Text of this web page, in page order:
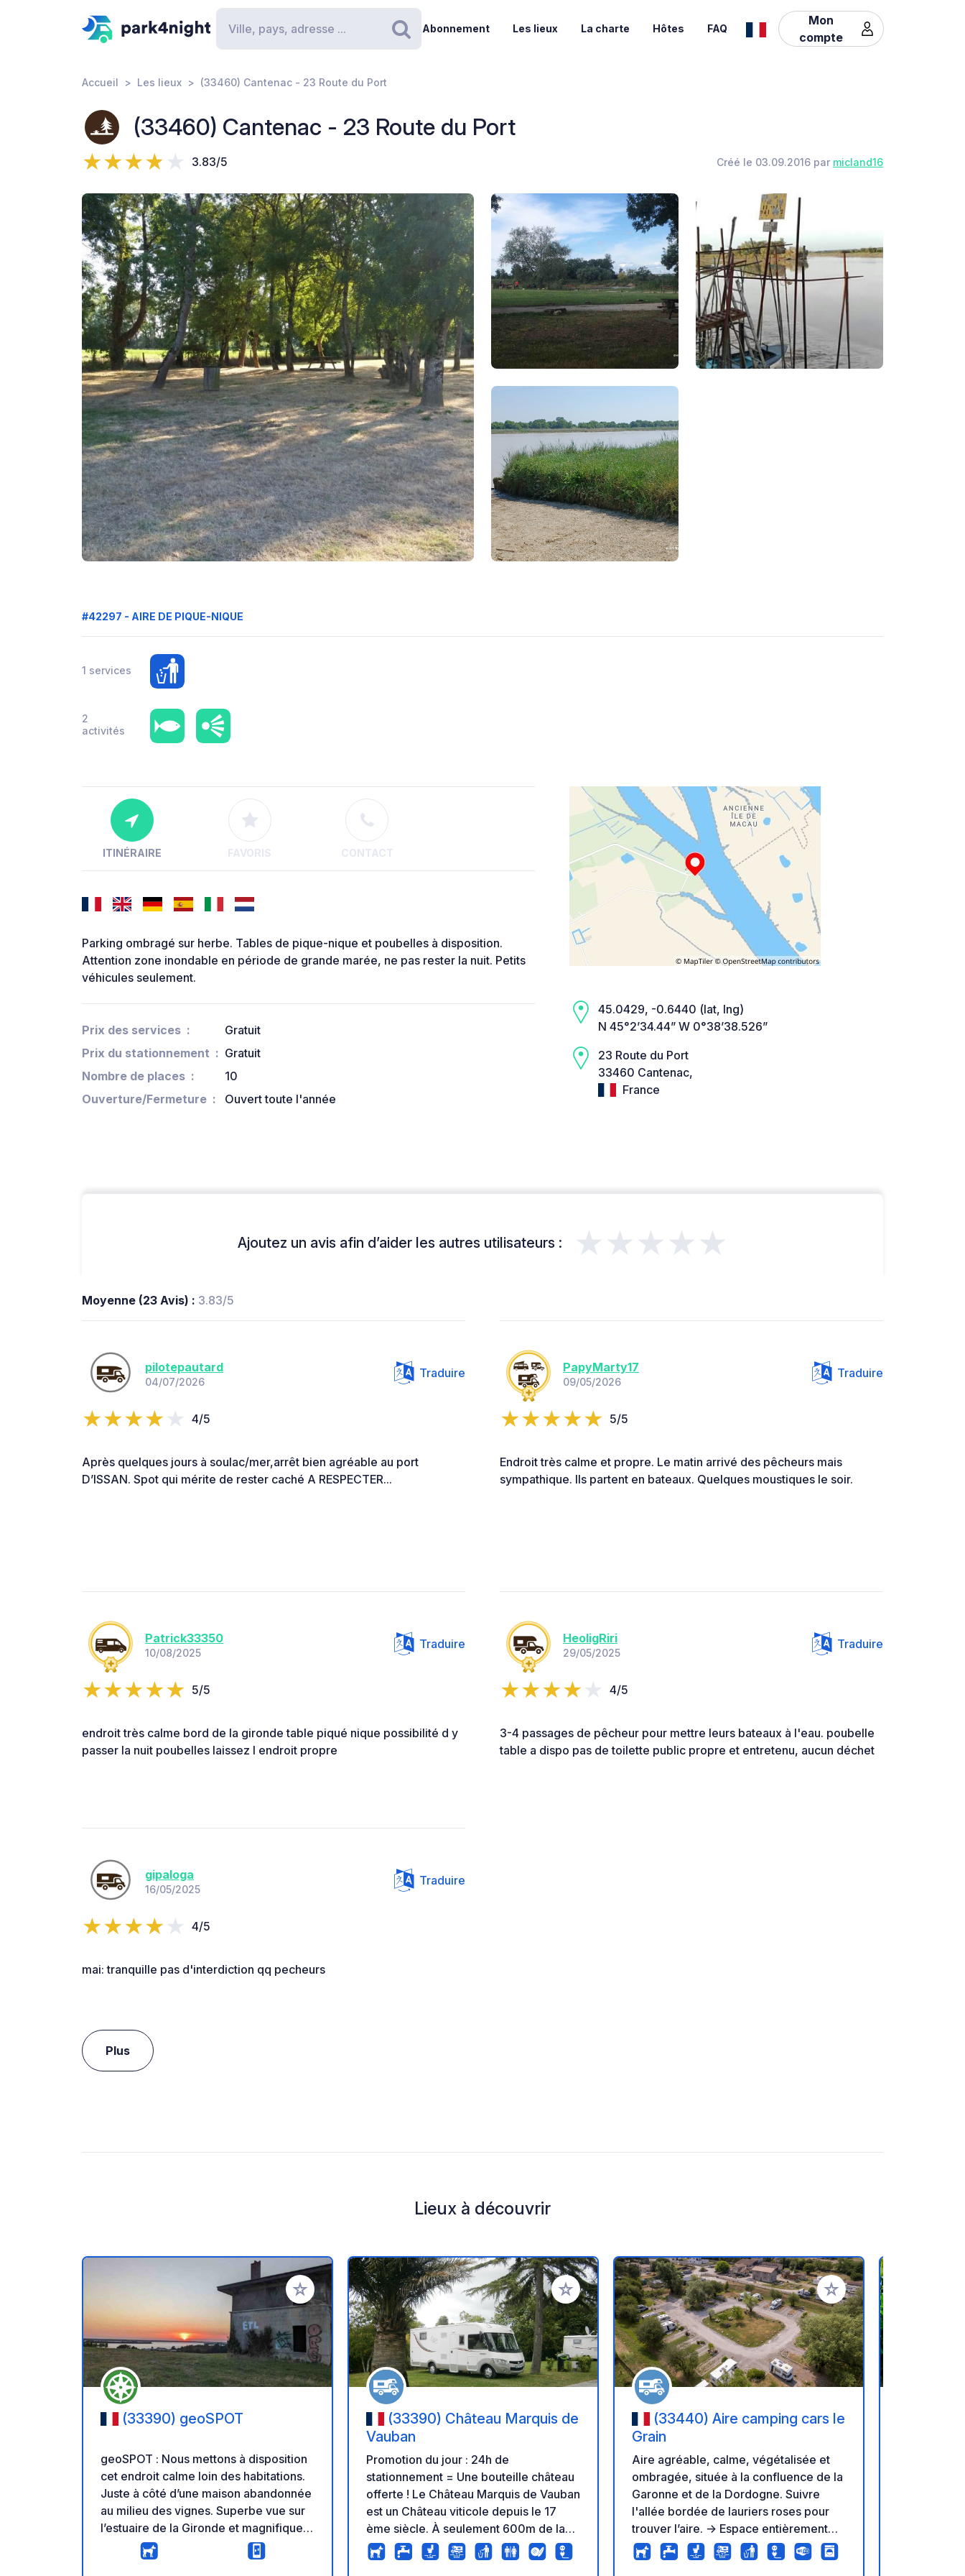
Rechercher
Abonnement Les lieux La charte Hôtes FAQ
Mon
compte
Accueil Les lieux (33460) Cantenac - 23 Route du Port
(33460) Cantenac - 23 Route du Port
3.83/5 Créé le 03.09.2016 par micland16
#42297 - AIRE DE PIQUE-NIQUE
1 services
2
activités
ITINÉRAIRE FAVORIS CONTACT
Parking ombragé sur herbe. Tables de pique-nique et poubelles à disposition.
Attention zone inondable en période de grande marée, ne pas rester la nuit. Petits
véhicules seulement.
Prix des services
Gratuit
Prix du stationnement
Gratuit
Nombre de places
10
Ouverture/Fermeture
Ouvert toute l'année
45.0429, -0.6440 (lat, lng)
N 45°2’34.44” W 0°38’38.526”
23 Route du Port
33460 Cantenac,
France
Ajoutez un avis afin d’aider les autres utilisateurs : ★★★★★
Moyenne (23 Avis) : 3.83/5
pilotepautard
04/07/2026
Traduire
4/5
Après quelques jours à soulac/mer,arrêt bien agréable au port
D’ISSAN. Spot qui mérite de rester caché A RESPECTER...
PapyMarty17
09/05/2026
Traduire
5/5
Endroit très calme et propre. Le matin arrivé des pêcheurs mais
sympathique. Ils partent en bateaux. Quelques moustiques le soir.
Patrick33350
10/08/2025
Traduire
5/5
endroit très calme bord de la gironde table piqué nique possibilité d y
passer la nuit poubelles laissez l endroit propre
HeoligRiri
29/05/2025
Traduire
4/5
3-4 passages de pêcheur pour mettre leurs bateaux à l'eau. poubelle
table a dispo pas de toilette public propre et entretenu, aucun déchet
gipaloga
16/05/2025
Traduire
4/5
mai: tranquille pas d'interdiction qq pecheurs
Plus
Lieux à découvrir
Ajouter à vos favoris
(33390) geoSPOT
geoSPOT : Nous mettons à disposition
cet endroit calme loin des habitations.
Juste à côté d’une maison abandonnée
au milieu des vignes. Superbe vue sur
l’estuaire de la Gironde et magnifique
coucher de soleil. Avec accès libre.
Seule recommandation : laisser le lieu
Ajouter à vos favoris
(33390) Château Marquis de
Vauban
Promotion du jour : 24h de
stationnement = Une bouteille château
offerte ! Le Château Marquis de Vauban
est un Château viticole depuis le 17
ème siècle. À seulement 600m de la
Citadelle de Vauban, classée
patrimoine mondiale de l’UNESCO, il
Ajouter à vos favoris
(33440) Aire camping cars le
Grain
Aire agréable, calme, végétalisée et
ombragée, située à la confluence de la
Garonne et de la Dordogne. Suivre
l'allée bordée de lauriers roses pour
trouver l’aire. -> Espace entièrement
clôturé et sécurisé (vidéosurveillance
et présence) 27 emplacements